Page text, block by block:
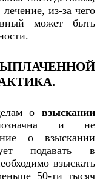
из-за чего
может быть
о взыскании
и не
о взыскании
подавать в
взыскать
50-ти тысяч